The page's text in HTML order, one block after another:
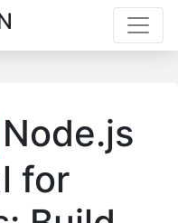
Node.js
for